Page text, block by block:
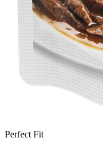
Perfect Fit